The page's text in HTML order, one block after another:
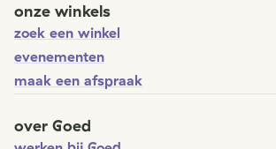
onze winkels
zoek een winkel
evenementen
maak een afspraak
over Goed